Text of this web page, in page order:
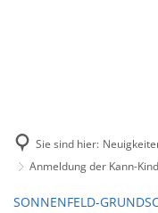
Sie sind hier:
Anmeldung der Kann-
SONNENFELD-